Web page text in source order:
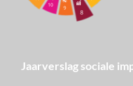
Jaarverslag sociale